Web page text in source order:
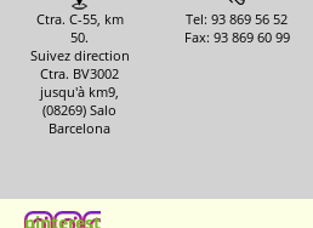
Ctra. C-55, km
50.
Suivez direction
Ctra. BV3002
jusqu'à km9,
(08269) Salo
Barcelona
Tel: 93 869 56 52
Fax: 93 869 60 99
pinterest